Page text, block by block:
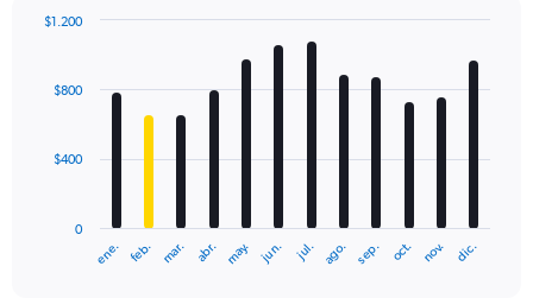
with
The
ene. feb. mar. abr. may. jun. jul. ago. sep. oct. nov. dic.
0
$400
$800
$1.200